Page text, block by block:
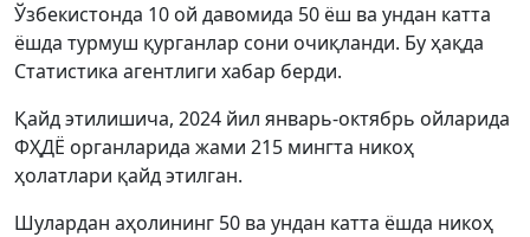
Ўзбекистонда 10 ой давомида 50 ёш ва ундан катта
ёшда турмуш қурганлар сони очиқланди. Бу ҳақда
Статистика агентлиги хабар берди.
Қайд этилишича, 2024 йил январь-октябрь ойларида
ФҲДЁ органларида жами 215 мингта никоҳ
ҳолатлари қайд этилган.
Шулардан аҳолининг 50 ва ундан катта ёшда никоҳ